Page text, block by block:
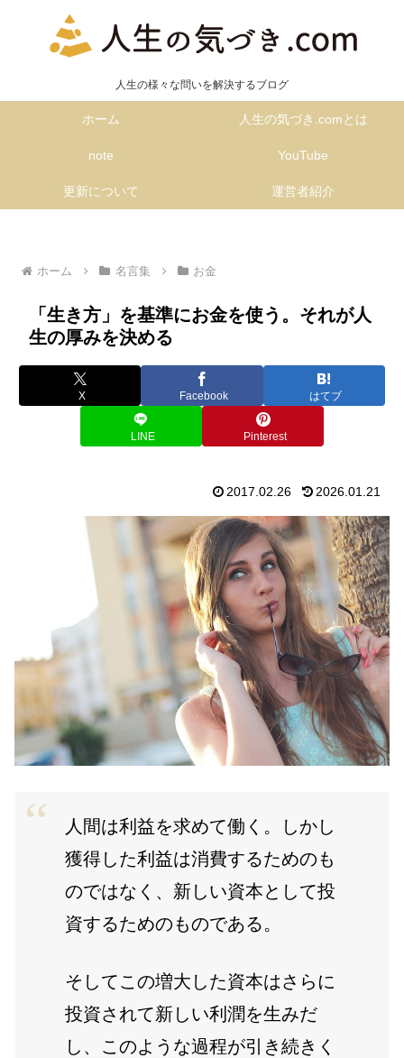
人生の様々な問いを解決するブログ
ホーム 人生の気づき.comとは
note YouTube
更新について 運営者紹介
ホーム 名言集 お金
「生き方」を基準にお金を使う。それが人
生の厚みを決める
X Facebook はてブ
LINE Pinterest
2017.02.26 2026.01.21
人間は利益を求めて働く。しかし
獲得した利益は消費するためのも
のではなく、新しい資本として投
資するためのものである。
そしてこの増大した資本はさらに
投資されて新しい利潤を生みだ
し、このような過程が引き続きく